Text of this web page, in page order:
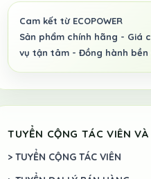
TUYỂN CỘNG TÁC VIÊN
> TUYỂN CỘNG TÁC VIÊN